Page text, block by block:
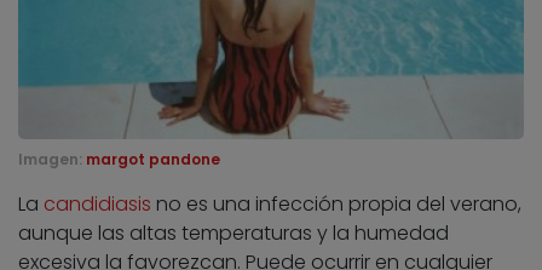
Imagen: margot pandone
La candidiasis no es una infección propia del verano,
aunque las altas temperaturas y la humedad
excesiva la favorezcan. Puede ocurrir en cualquier